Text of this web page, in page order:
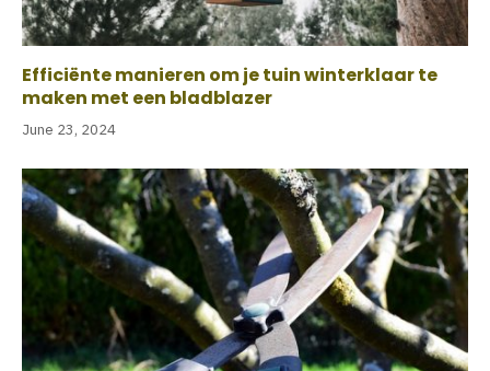
Efficiënte manieren om je tuin winterklaar te
maken met een bladblazer
June 23, 2024